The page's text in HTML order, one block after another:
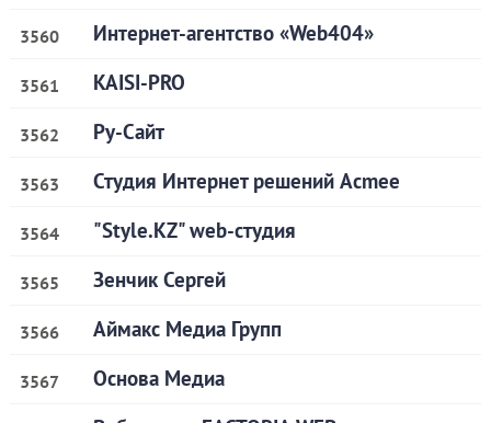
3560 Интернет-агентство «Web404»
3561 KAISI-PRO
3562 Ру-Сайт
3563 Студия Интернет решений Acmee
3564 "Style.KZ" web-студия
3565 Зенчик Сергей
3566 Аймакс Медиа Групп
3567 Основа Медиа